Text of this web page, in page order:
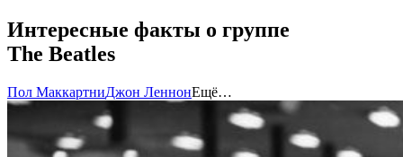
Интересные факты о группе
The Beatles
Пол МаккартниДжон ЛеннонЕщё…